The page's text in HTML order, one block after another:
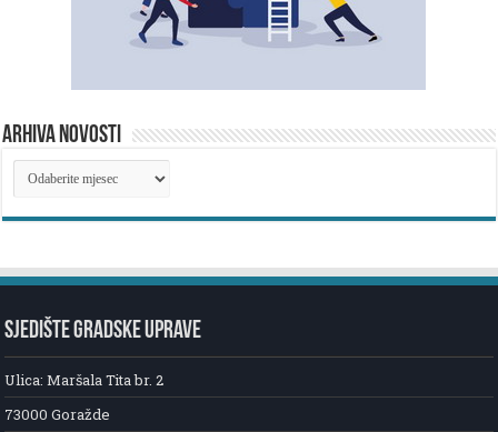
ARHIVA NOVOSTI
ARHIVA
NOVOSTI
SJEDIŠTE GRADSKE UPRAVE
Ulica: Maršala Tita br. 2
73000 Goražde